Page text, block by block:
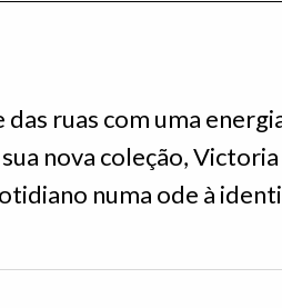
ruas com uma
nova coleção,
numa ode à